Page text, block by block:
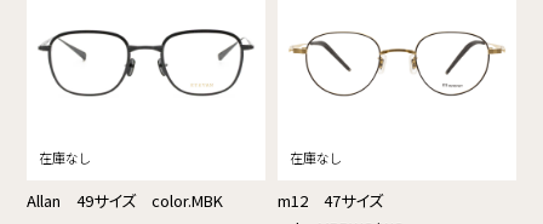
Allan 49サイズ color.MBK
m12 47サイズ